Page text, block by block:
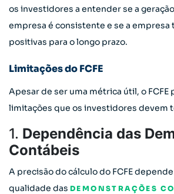
os investidores a entender se a
empresa é consistente e se a
positivas para o longo prazo.
Limitações do FCFE
Apesar de ser uma métrica útil, o FCFE
limitações que os investidores devem
1. Dependência das
Contábeis
A precisão do cálculo do FCFE
qualidade das DEMONSTRAÇÕES